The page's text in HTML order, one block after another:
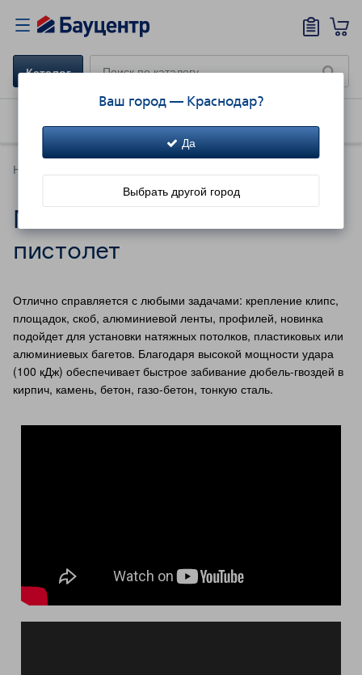
Ваш город — Краснодар?
Да
Выбрать другой город
Каталог
Новинки каталога
Монтажный газовый
пистолет
Отлично справляется с любыми задачами: крепление клипс,
площадок, скоб, алюминиевой ленты, профилей, новинка
подойдет для установки натяжных потолков, пластиковых или
алюминиевых багетов. Благодаря высокой мощности удара
(100 кДж) обеспечивает быстрое забивание дюбель-гвоздей в
кирпич, камень, бетон, газо-бетон, тонкую сталь.